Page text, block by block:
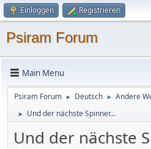
Einloggen Registrieren
Psiram Forum
Main Menu
Psiram Forum ► Deutsch ► Andere
► Und der nächste Spinner...
Und der nächste